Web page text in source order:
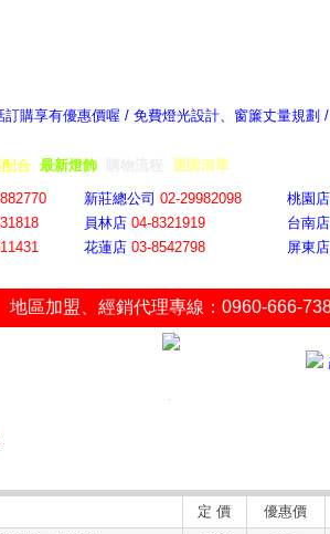
訂購享有優惠價喔 / 免費燈光設計、窗簾丈量規劃
合 最新燈飾 選購清單
新莊總公司 02-29982098 桃園店
18 員林店 04-8321919 台南店
花蓮店 03-8542798 屏東店
地區加盟 經銷代理專線：0960-666-
定 價 優惠價